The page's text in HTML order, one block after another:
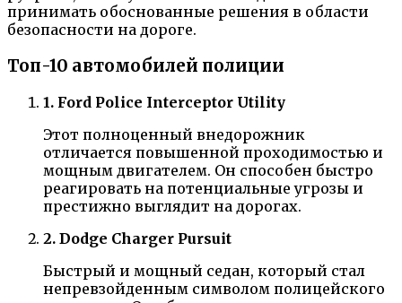
принимать обоснованные решения в области
безопасности на дороге.
Топ-10 автомобилей полиции
1. Ford Police Interceptor Utility
Этот полноценный внедорожник
отличается повышенной проходимостью и
мощным двигателем. Он способен быстро
реагировать на потенциальные угрозы и
престижно выглядит на дорогах.
2. Dodge Charger Pursuit
Быстрый и мощный седан, который стал
непревзойденным символом полицейского